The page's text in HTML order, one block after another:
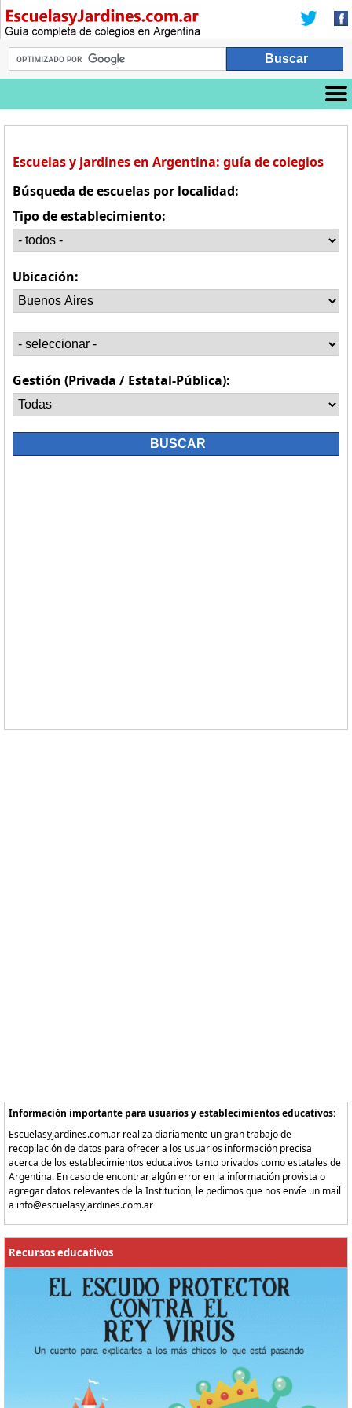
Escuelas y jardines en Argentina: guía de colegios
Búsqueda de escuelas por localidad:
Tipo de establecimiento:
Ubicación:
Gestión (Privada / Estatal-Pública):
Información importante para usuarios y establecimientos educativos:
Escuelasyjardines.com.ar realiza diariamente un gran trabajo de
recopilación de datos para ofrecer a los usuarios información precisa
acerca de los establecimientos educativos tanto privados como estatales de
Argentina. En caso de encontrar algún error en la información provista o
agregar datos relevantes de la Institucion, le pedimos que nos envíe un mail
a info@escuelasyjardines.com.ar
Recursos educativos